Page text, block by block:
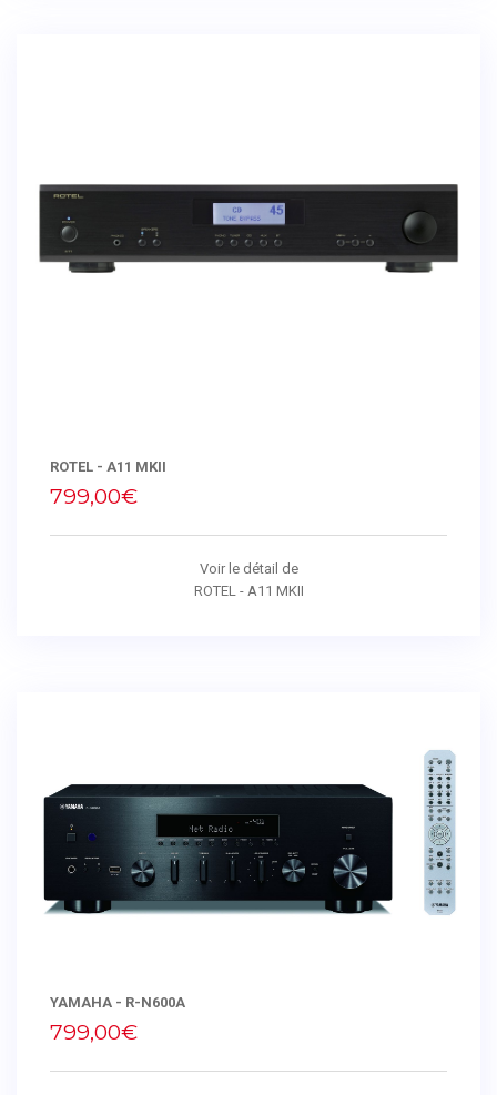
ROTEL - A11 MKII
799,00€
Voir le détail de
ROTEL - A11 MKII
YAMAHA - R-N600A
799,00€